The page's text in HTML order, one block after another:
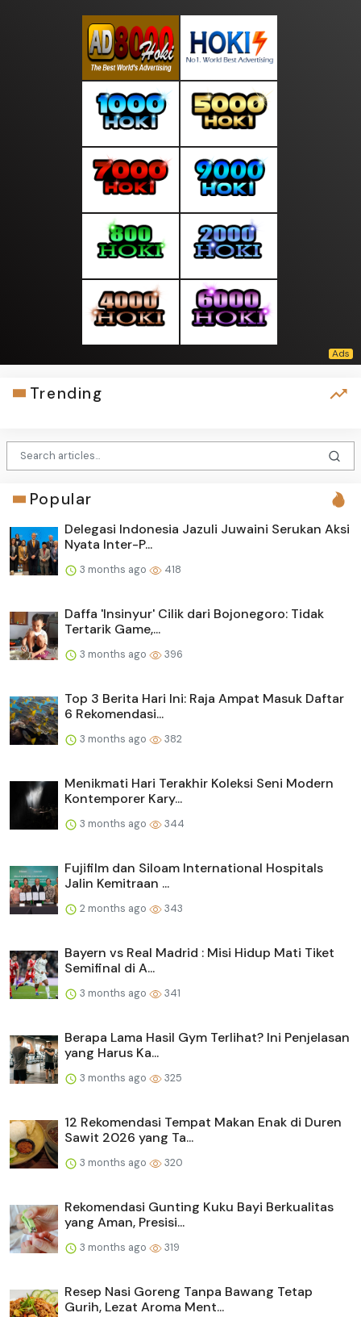
Trending
Popular
Delegasi Indonesia Jazuli Juwaini Serukan Aksi
Nyata Inter-P...
3 months ago 418
Daffa 'Insinyur' Cilik dari Bojonegoro: Tidak
Tertarik Game,...
3 months ago 396
Top 3 Berita Hari Ini: Raja Ampat Masuk Daftar
6 Rekomendasi...
3 months ago 382
Menikmati Hari Terakhir Koleksi Seni Modern
Kontemporer Kary...
3 months ago 344
Fujifilm dan Siloam International Hospitals
Jalin Kemitraan ...
2 months ago 343
Bayern vs Real Madrid : Misi Hidup Mati Tiket
Semifinal di A...
3 months ago 341
Berapa Lama Hasil Gym Terlihat? Ini Penjelasan
yang Harus Ka...
3 months ago 325
12 Rekomendasi Tempat Makan Enak di Duren
Sawit 2026 yang Ta...
3 months ago 320
Rekomendasi Gunting Kuku Bayi Berkualitas
yang Aman, Presisi...
3 months ago 319
Resep Nasi Goreng Tanpa Bawang Tetap
Gurih, Lezat Aroma Ment...